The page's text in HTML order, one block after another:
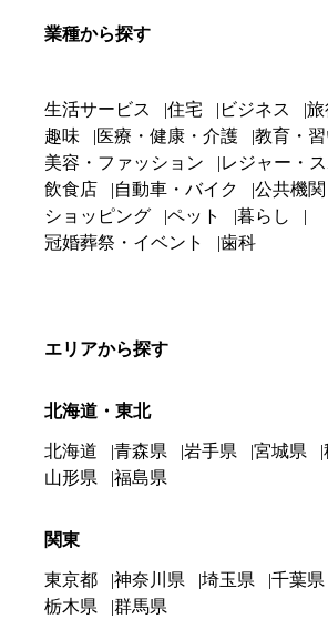
業種から探す
生活サービス 住宅 ビジネス
旅
趣味
医療・健康・介護
教育・
美容・ファッション
レジャー・
飲食店
自動車・バイク
公共機
ショッピング
ペット
暮らし
冠婚葬祭・イベント
歯科
エリアから探す
北海道・東北
北海道 青森県 岩手県 宮城県
山形県
福島県
関東
東京都 神奈川県 埼玉県 千葉県
栃木県
群馬県